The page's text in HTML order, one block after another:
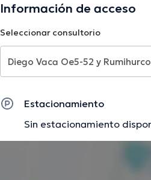
pruebas psicológicas,
instituciones educativas, etc.
La descripción fue editada por el equipo
Información de acceso
Seleccionar consultorio
Estacionamiento
Sin estacionamiento